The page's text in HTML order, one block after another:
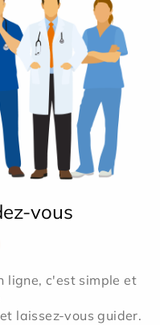
vous
ligne, c'est simple et
laissez-vous guider.